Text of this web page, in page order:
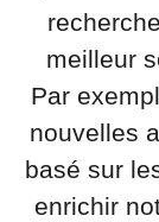
meilleur
Par
nouvelles
basé sur
enrichir